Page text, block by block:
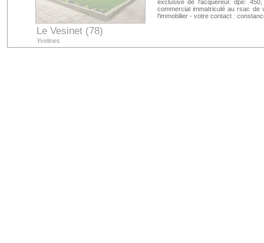
Le Vesinet (78)
Yvelines
exclusive de l'acquéreur. dpe:
commercial immatriculé au rsac
l'immobilier - votre contact :